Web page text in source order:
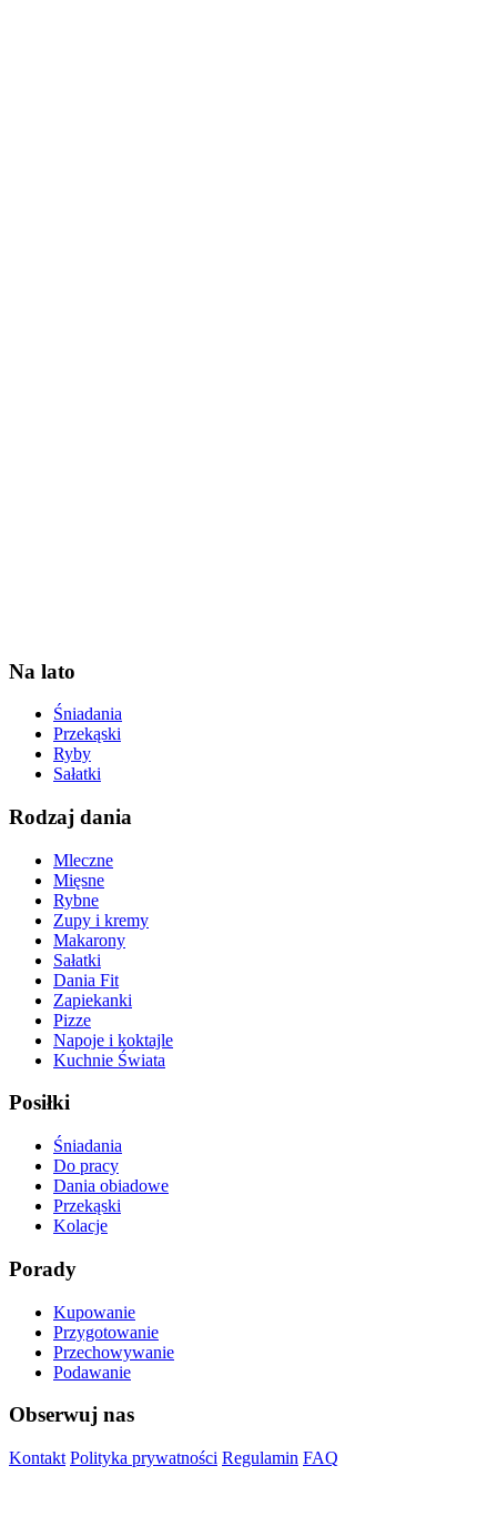
Na lato
Śniadania
Przekąski
Ryby
Sałatki
Rodzaj dania
Mleczne
Mięsne
Rybne
Zupy i kremy
Makarony
Sałatki
Dania Fit
Zapiekanki
Pizze
Napoje i koktajle
Kuchnie Świata
Posiłki
Śniadania
Do pracy
Dania obiadowe
Przekąski
Kolacje
Porady
Kupowanie
Przygotowanie
Przechowywanie
Podawanie
Obserwuj nas
Kontakt Polityka prywatności Regulamin FAQ